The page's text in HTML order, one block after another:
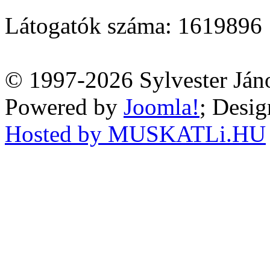
Látogatók száma: 1619896
© 1997-2026 Sylvester
Powered by Joomla!;
Hosted by MUSKATLi.HU